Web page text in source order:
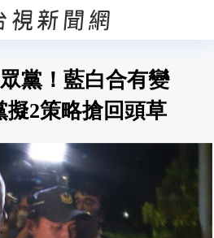
黨！藍白合有變
擬2策略搶回頭草